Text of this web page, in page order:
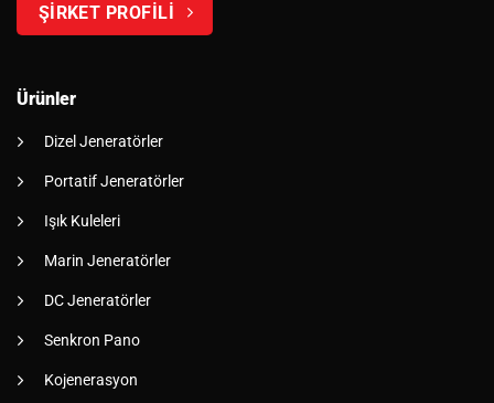
ŞİRKET PROFİLİ
Ürünler
Dizel Jeneratörler
Portatif Jeneratörler
Işık Kuleleri
Marin Jeneratörler
DC Jeneratörler
Senkron Pano
Kojenerasyon